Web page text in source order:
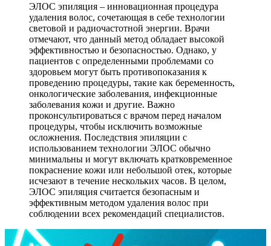
ЭЛОС эпиляция – инновационная процедура
удаления волос, сочетающая в себе технологии
световой и радиочастотной энергии. Врачи
отмечают, что данный метод обладает высокой
эффективностью и безопасностью. Однако, у
пациентов с определенными проблемами со
здоровьем могут быть противопоказания к
проведению процедуры, такие как беременность,
онкологические заболевания, инфекционные
заболевания кожи и другие. Важно
проконсультироваться с врачом перед началом
процедуры, чтобы исключить возможные
осложнения. Последствия эпиляции с
использованием технологии ЭЛОС обычно
минимальны и могут включать кратковременное
покраснение кожи или небольшой отек, которые
исчезают в течение нескольких часов. В целом,
ЭЛОС эпиляция считается безопасным и
эффективным методом удаления волос при
соблюдении всех рекомендаций специалистов.